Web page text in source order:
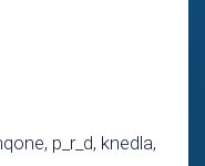
p_r_d, knedla,